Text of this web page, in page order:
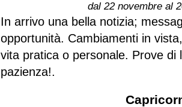
dal 22 novembre al
In arrivo una bella notizia;
opportunità. Cambiamenti in
vita pratica o personale. Prove di
pazienza!.